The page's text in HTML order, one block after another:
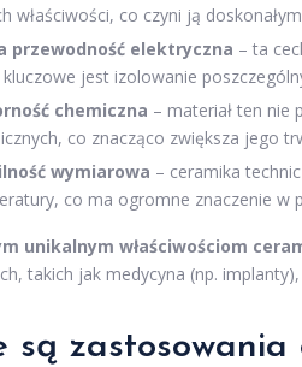
właściwości, co czyni ją
przewodność elektryczna – ta
kluczowe jest izolowanie
chemiczna – materiał ten nie
co znacząco zwiększa jego
wymiarowa – ceramika
co ma ogromne znaczenie w
unikalnym właściwościom
takich jak medycyna (np.
są